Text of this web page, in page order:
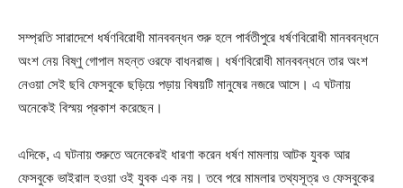
সম্প্রতি সারাদেশে ধর্ষণবিরোধী মানববন্ধন শুরু হলে পার্বতীপুরে ধর্ষণবিরোধী মানববন্ধনে
অংশ নেয় বিষ্ণু গোপাল মহন্ত ওরফে বাধনরাজ। ধর্ষণবিরোধী মানববন্ধনে তার অংশ
নেওয়া সেই ছবি ফেসবুকে ছড়িয়ে পড়ায় বিষয়টি মানুষের নজরে আসে। এ ঘটনায়
অনেকেই বিস্ময় প্রকাশ করেছেন।
এদিকে, এ ঘটনায় শুরুতে অনেকেরই ধারণা করেন ধর্ষণ মামলায় আটক যুবক আর
ফেসবুকে ভাইরাল হওয়া ওই যুবক এক নয়। তবে পরে মামলার তথ্যসূত্র ও ফেসবুকের